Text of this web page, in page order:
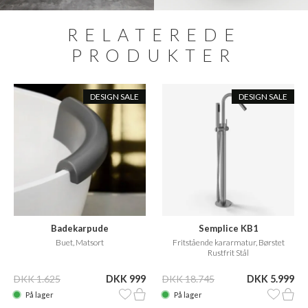
RELATEREDE
PRODUKTER
DESIGN SALE
Badekarpude
Buet, Matsort
DKK 1.625 DKK 999
På lager
DESIGN SALE
Semplice KB1
Fritstående kararmatur, Børstet
Rustfrit Stål
DKK 18.745 DKK 5.999
På lager